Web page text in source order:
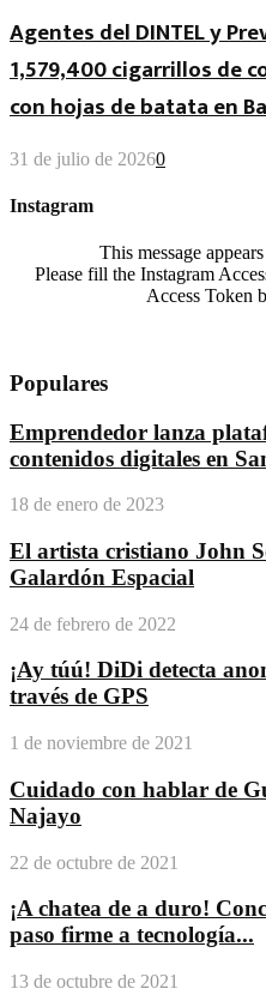
Agentes del DINTEL y
1,579,400 cigarrillos de
con hojas de batata en
31 de julio de 20260
Instagram
This message
Please fill the Instagram
Access Token
Populares
Emprendedor lanza
contenidos digitales en
18 de enero de 2023
El artista cristiano John
Galardón Espacial
24 de febrero de 2022
¡Ay túú! DiDi detecta
través de GPS
1 de noviembre de 2021
Cuidado con hablar de
Najayo
22 de octubre de 2021
¡A chatea de a duro!
paso firme a tecnología...
13 de octubre de 2021